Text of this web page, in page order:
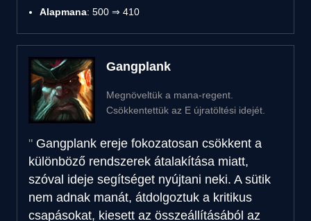
Alapmana: 500 ⇒ 410
Gangplank
Megnöveltük a mana-regent.
Csökkentettük az E újratöltési idejét.
Gangplank ereje fokozatosan csökkent a
különböző rendszerek átalakítása miatt,
szóval ideje segítséget nyújtani neki. A sütik
nem adnak manát, átdolgoztuk a kritikus
csapásokat, kiesett az összeállításából az